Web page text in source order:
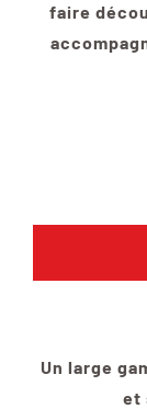
faire
Un large
et